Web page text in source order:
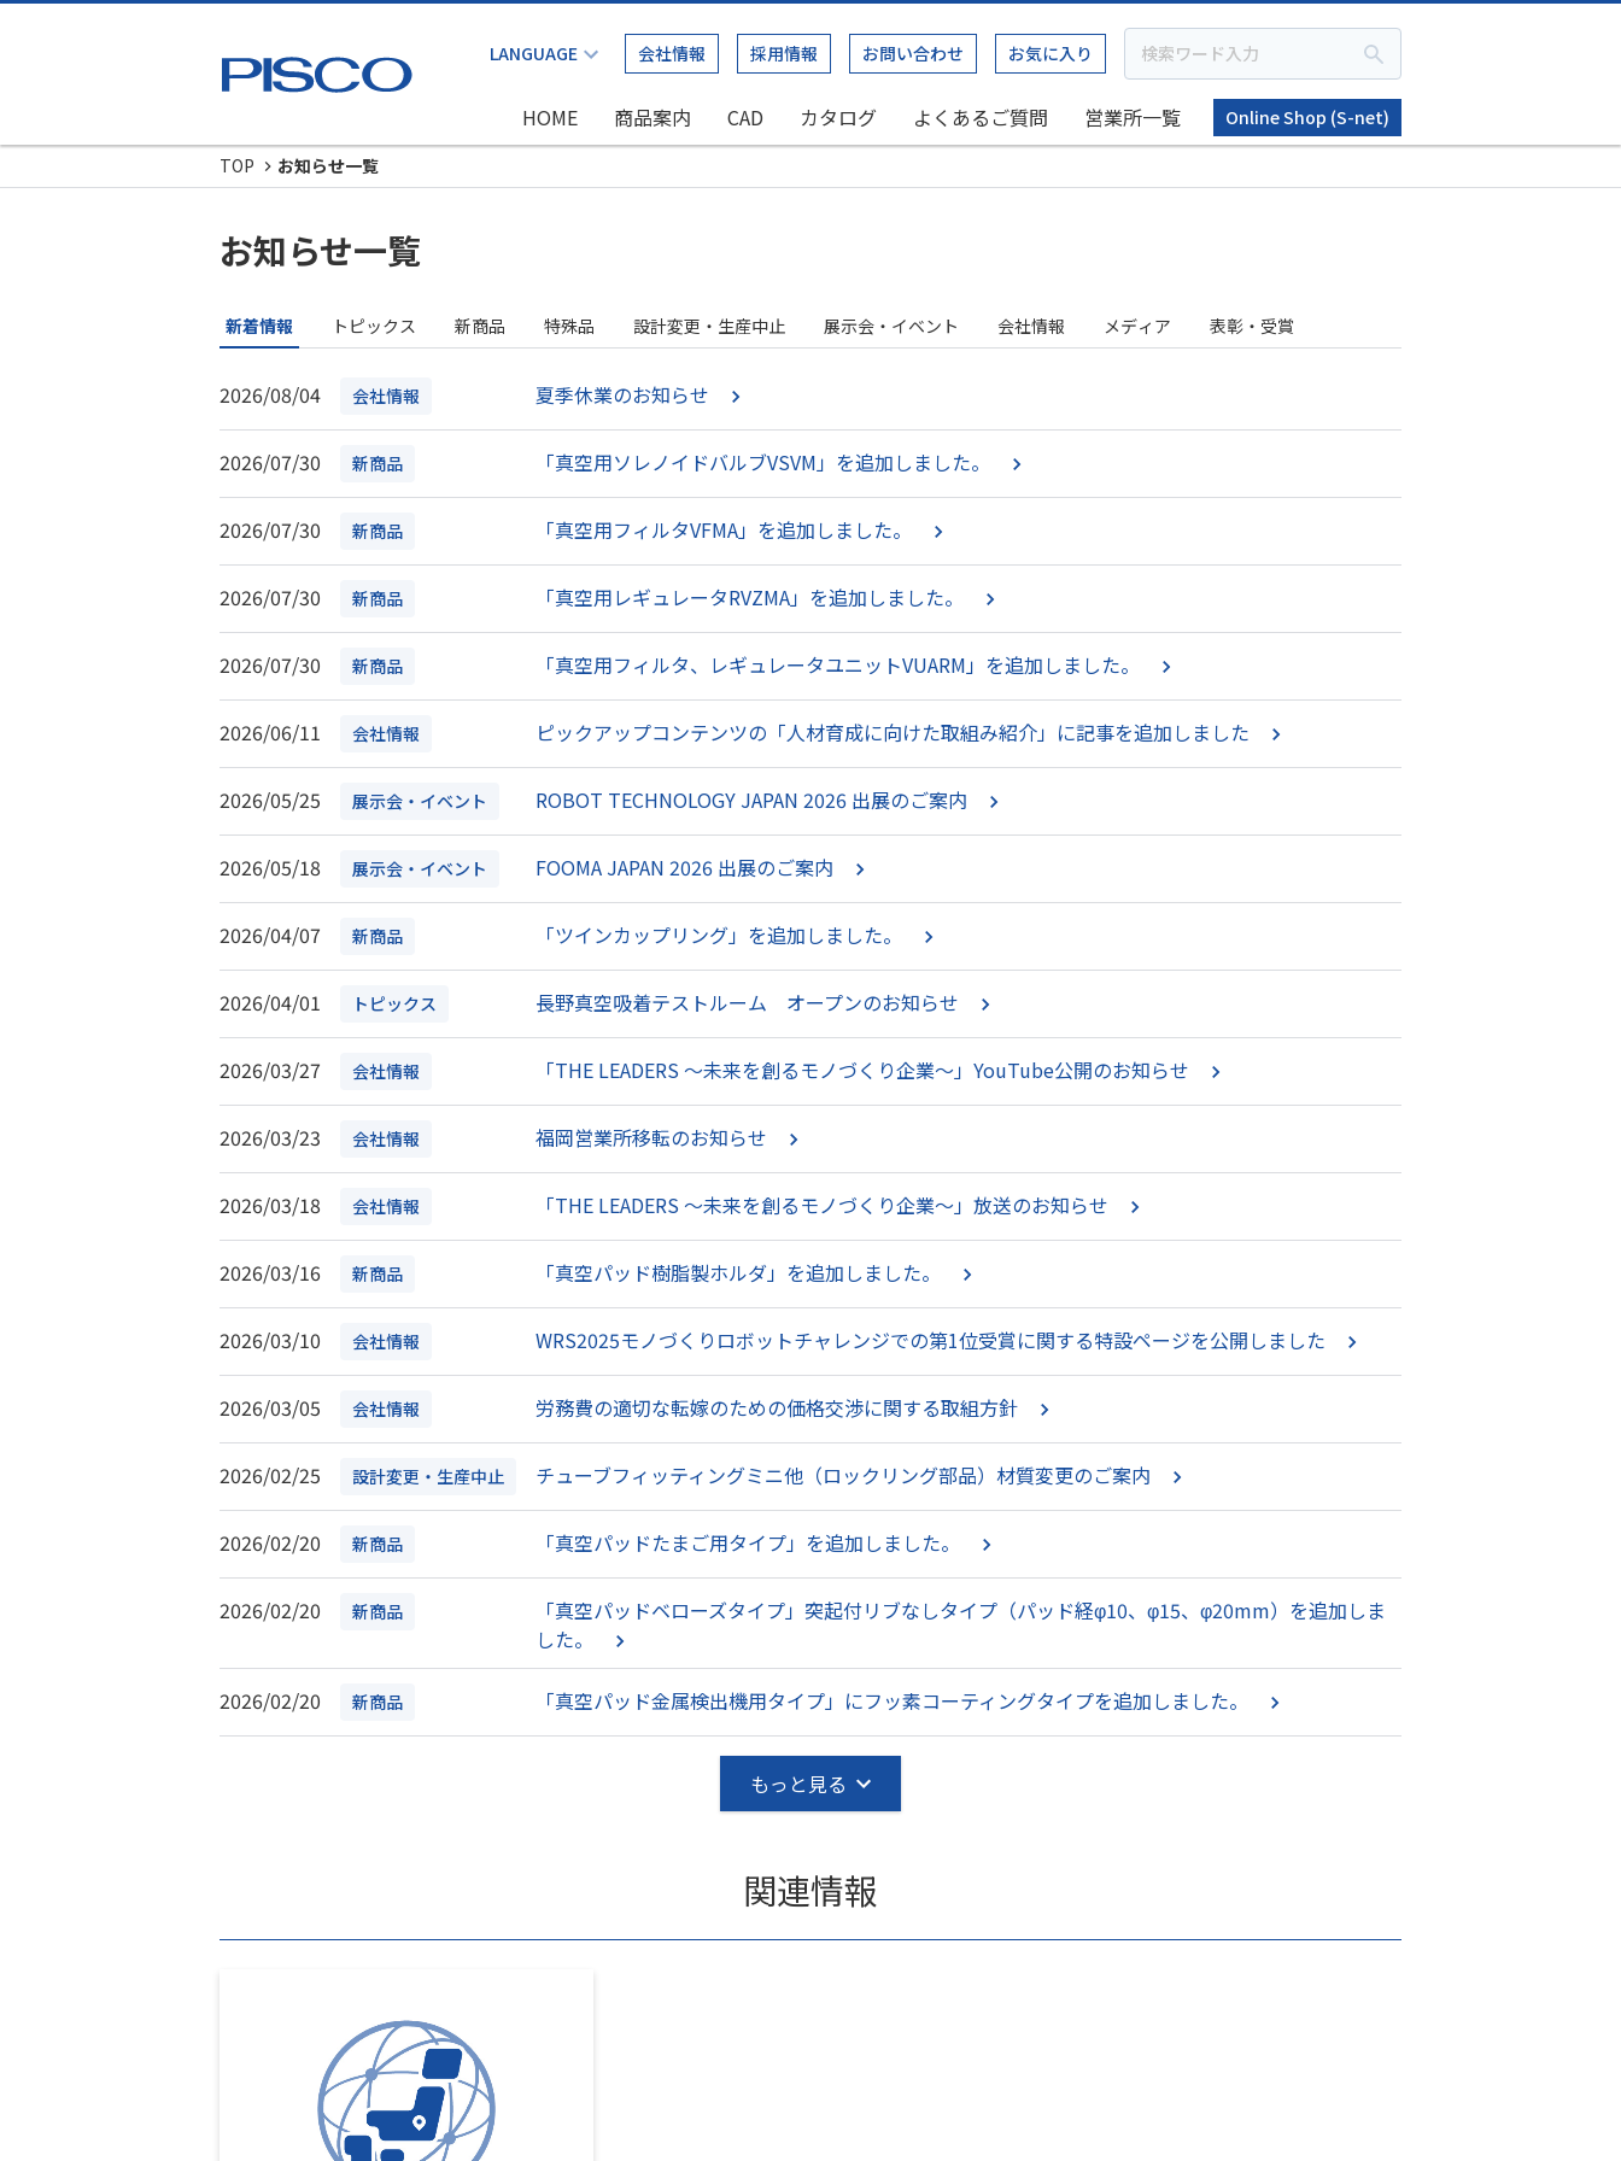
会社情報 採用情報 お問い合わせ お気に入り
HOME 商品案内 CAD カタログ よくあるご質問 営業所一覧
Online Shop (S-net)
TOP
お知らせ一覧
お知らせ一覧
新着情報 トピックス 新商品 特殊品 設計変更・生産中止 展示会・イベント 会社情報 メディア 表彰・受賞
2026/08/04 会社情報 夏季休業のお知らせ
2026/07/30 新商品 「真空用ソレノイドバルブVSVM」を追加しました。
2026/07/30 新商品 「真空用フィルタVFMA」を追加しました。
2026/07/30 新商品 「真空用レギュレータRVZMA」を追加しました。
2026/07/30 新商品 「真空用フィルタ、レギュレータユニットVUARM」を追加しました。
2026/06/11 会社情報 ピックアップコンテンツの「人材育成に向けた取組み紹介」に記事を追加しました
2026/05/25 展示会・イベント ROBOT TECHNOLOGY JAPAN 2026 出展のご案内
2026/05/18 展示会・イベント FOOMA JAPAN 2026 出展のご案内
2026/04/07 新商品 「ツインカップリング」を追加しました。
2026/04/01 トピックス 長野真空吸着テストルーム オープンのお知らせ
2026/03/27 会社情報 「THE LEADERS ～未来を創るモノづくり企業～」YouTube公開のお知らせ
2026/03/23 会社情報 福岡営業所移転のお知らせ
2026/03/18 会社情報 「THE LEADERS ～未来を創るモノづくり企業～」放送のお知らせ
2026/03/16 新商品 「真空パッド樹脂製ホルダ」を追加しました。
2026/03/10 会社情報 WRS2025モノづくりロボットチャレンジでの第1位受賞に関する特設ページを公開しました
2026/03/05 会社情報 労務費の適切な転嫁のための価格交渉に関する取組方針
2026/02/25 設計変更・生産中止 チューブフィッティングミニ他（ロックリング部品）材質変更のご案内
2026/02/20 新商品 「真空パッドたまご用タイプ」を追加しました。
2026/02/20 新商品
「真空パッドベローズタイプ」突起付リブなしタイプ（パッド経φ10、φ15、φ20mm）を追加しま
した。
2026/02/20 新商品 「真空パッド金属検出機用タイプ」にフッ素コーティングタイプを追加しました。
もっと見る
関連情報